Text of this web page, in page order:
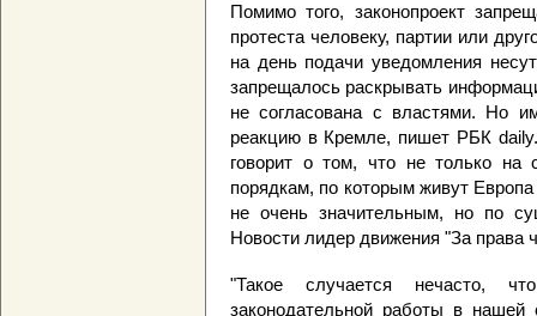
Помимо того, законопроект
протеста человеку, партии или
на день подачи уведомления
запрещалось раскрывать
не согласована с властями. Но
реакцию в Кремле, пишет РБК
говорит о том, что не только на
порядкам, по которым живут
не очень значительным, но по
Новости лидер движения "За права
"Такое случается нечасто,
законодательной работы в